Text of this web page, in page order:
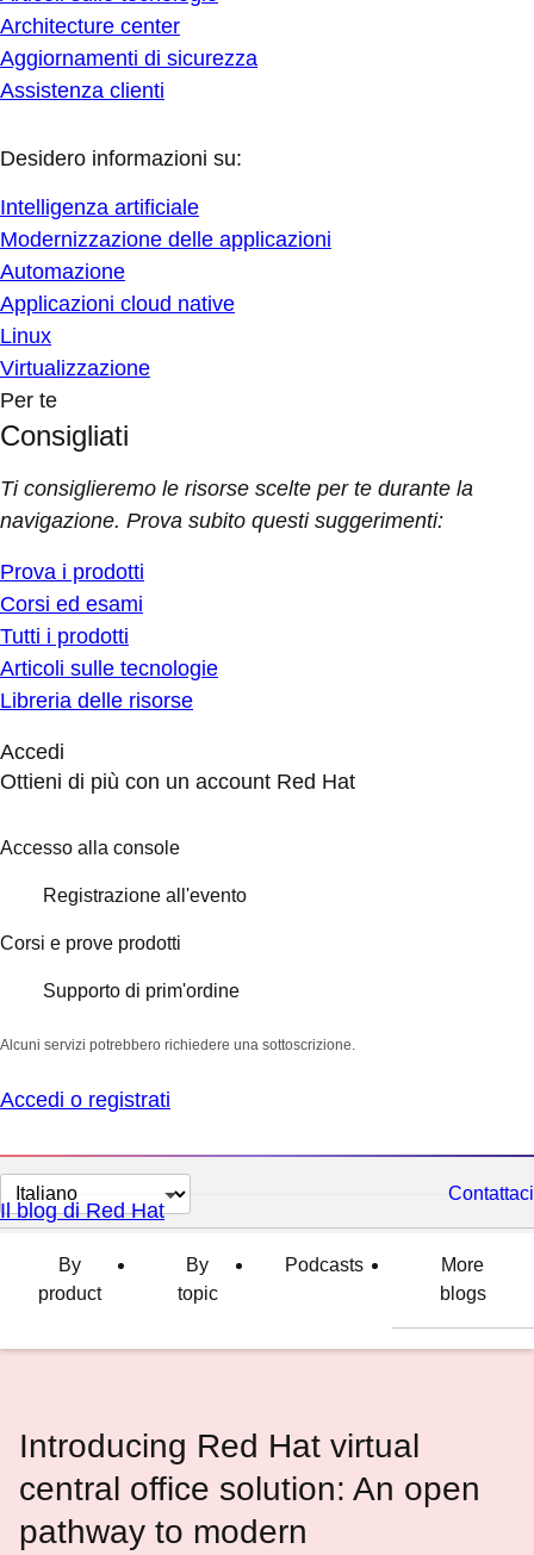
Architecture center
Aggiornamenti di sicurezza
Assistenza clienti
Desidero informazioni su:
Intelligenza artificiale
Modernizzazione delle applicazioni
Automazione
Applicazioni cloud native
Linux
Virtualizzazione
Per te
Consigliati
Ti consiglieremo le risorse scelte per te durante la
navigazione. Prova subito questi suggerimenti:
Prova i prodotti
Corsi ed esami
Tutti i prodotti
Articoli sulle tecnologie
Libreria delle risorse
Accedi
Ottieni di più con un account Red Hat
Accesso alla console
Registrazione all'evento
Corsi e prove prodotti
Supporto di prim'ordine
Alcuni servizi potrebbero richiedere una sottoscrizione.
Accedi o registrati
Cambia
lingua
Contattaci
Il blog di Red Hat
By
product
By
topic
Podcasts
More
blogs
Introducing Red Hat virtual
central office solution: An open
pathway to modern